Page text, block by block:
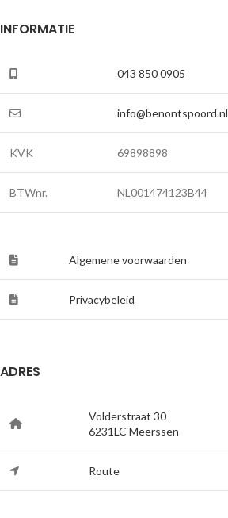
INFORMATIE
043 850 0905
info@benontspoord.nl
KVK 69898898
BTWnr. NL001474123B44
Algemene voorwaarden
Privacybeleid
ADRES
Volderstraat 30
6231LC Meerssen
Route